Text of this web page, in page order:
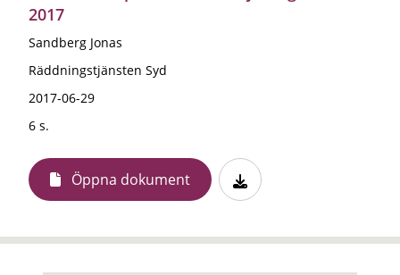
2017
Sandberg Jonas
Räddningstjänsten Syd
2017-06-29
6 s.
Öppna dokument